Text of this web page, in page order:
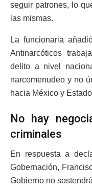
seguir patrones, lo
las mismas.
La funcionaria
Antinarcóticos
delito a nivel
narcomenudeo y no
hacia México y
No hay
criminales
En respuesta a
Gobernación,
Gobierno no